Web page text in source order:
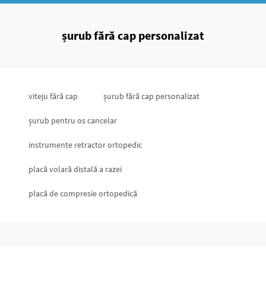
șurub fără cap personalizat
viteju fără cap șurub fără cap personalizat
șurub pentru os cancelar
instrumente retractor ortopedic
placă volară distală a razei
placă de compresie ortopedică